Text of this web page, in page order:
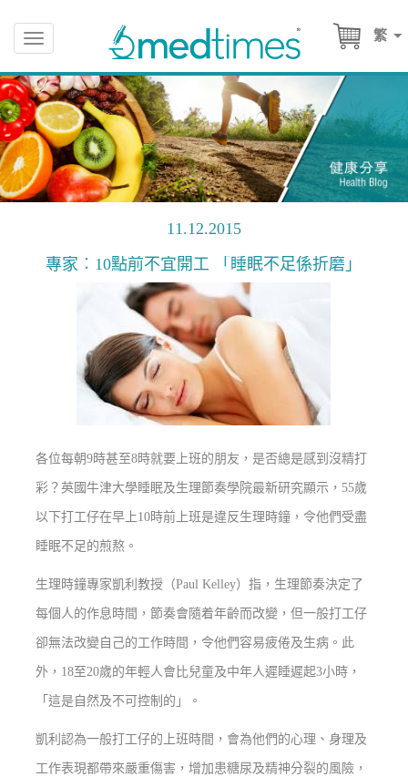
繁
Toggle
navigation
11.12.2015
專家︰10點前不宜開工 「睡眠不足係折磨」
各位每朝9時甚至8時就要上班的朋友，是否總是感到沒精打
彩？英國牛津大學睡眠及生理節奏學院最新研究顯示，55歲
以下打工仔在早上10時前上班是違反生理時鐘，令他們受盡
睡眠不足的煎熬。
生理時鐘專家凱利教授（Paul Kelley）指，生理節奏決定了
每個人的作息時間，節奏會隨着年齡而改變，但一般打工仔
卻無法改變自己的工作時間，令他們容易疲倦及生病。此
外，18至20歲的年輕人會比兒童及中年人遲睡遲起3小時，
「這是自然及不可控制的」。
凱利認為一般打工仔的上班時間，會為他們的心理、身理及
工作表現都帶來嚴重傷害，增加患糖尿及精神分裂的風險，